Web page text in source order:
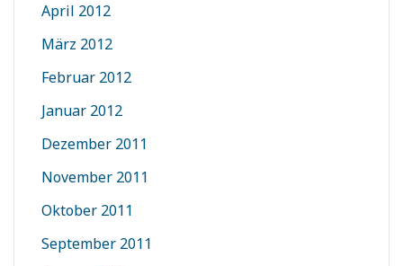
April 2012
März 2012
Februar 2012
Januar 2012
Dezember 2011
November 2011
Oktober 2011
September 2011